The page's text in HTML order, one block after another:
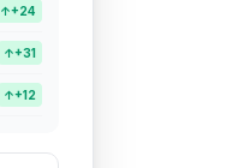
↑+24
↑+31
↑+12